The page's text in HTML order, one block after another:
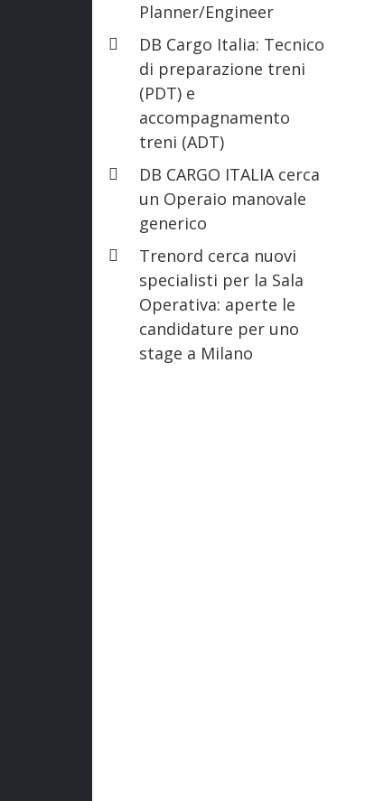
Planner/Engineer
DB Cargo Italia: Tecnico
di preparazione treni
(PDT) e
accompagnamento
treni (ADT)
DB CARGO ITALIA cerca
un Operaio manovale
generico
Trenord cerca nuovi
specialisti per la Sala
Operativa: aperte le
candidature per uno
stage a Milano